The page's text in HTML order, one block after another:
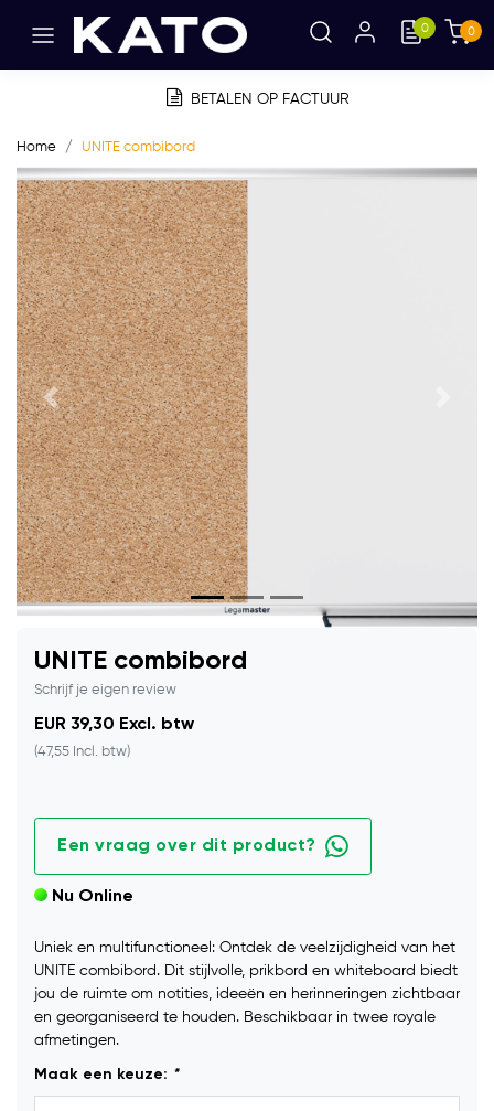
0 0
BETALEN OP FACTUUR
Home UNITE combibord
Vorige
UNITE combibord
Schrijf je eigen review
EUR 39,30 Excl. btw
(47,55 Incl. btw)
Een vraag over dit product?
Nu Online
Uniek en multifunctioneel: Ontdek de veelzijdigheid van het
UNITE combibord. Dit stijlvolle, prikbord en whiteboard biedt
jou de ruimte om notities, ideeën en herinneringen zichtbaar
en georganiseerd te houden. Beschikbaar in twee royale
afmetingen.
Maak een keuze: *